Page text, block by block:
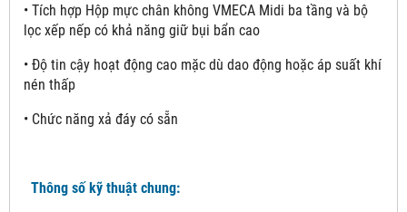
• Tích hợp Hộp mực chân không VMECA Midi ba tầng và bộ
lọc xếp nếp có khả năng giữ bụi bẩn cao
• Độ tin cậy hoạt động cao mặc dù dao động hoặc áp suất khí
nén thấp
• Chức năng xả đáy có sẵn
Thông số kỹ thuật chung: